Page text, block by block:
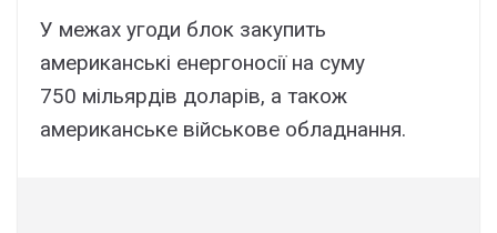
У межах угоди блок закупить
американські енергоносії на суму
750 мільярдів доларів, а також
американське військове обладнання.